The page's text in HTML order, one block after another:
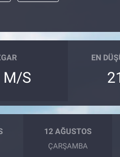
M/S
EN
12 AĞUSTOS
ÇARŞAMBA